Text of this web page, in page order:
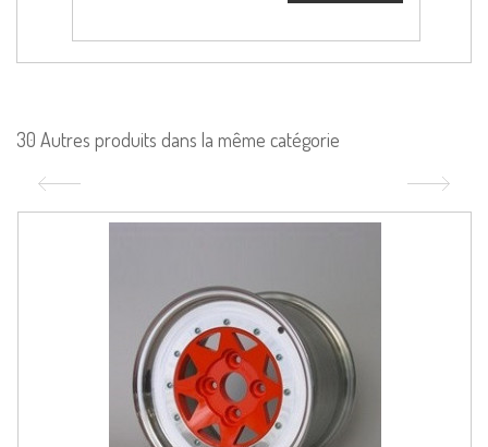
30 Autres produits dans la même catégorie